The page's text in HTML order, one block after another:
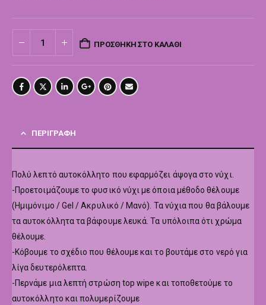
ΠΡΟΣΘΉΚΗ ΣΤΟ ΚΑΛΆΘΙ
ΠΕΡΙΓΡΑΦΉ
Πολύ λεπτό αυτοκόλλητο που εφαρμόζει άψογα στο νύχι.
-Προετοιμάζουμε το φυσικό νύχι με όποια μέθοδο θέλουμε
(Ημιμόνιμο / Gel / Ακρυλικό / Μανό). Τα νύχια που θα βάλουμε
τα αυτοκόλλητα τα βάφουμε λευκά. Τα υπόλοιπα ότι χρώμα
θέλουμε.
-Κόβουμε το σχέδιο που θέλουμε και το βουτάμε στο νερό για
λίγα δευτερόλεπτα.
-Περνάμε μια λεπτή στρώση top wipe και τοποθετούμε το
αυτοκόλλητο και πολυμερίζουμε